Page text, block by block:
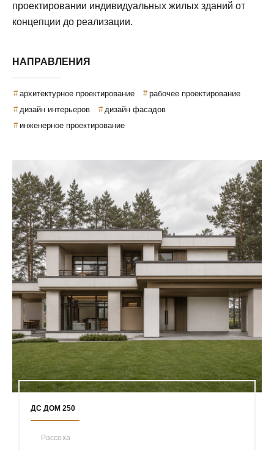
проектировании индивидуальных жилых зданий от
концепции до реализации.
НАПРАВЛЕНИЯ
архитектурное проектирование
рабочее проектирование
дизайн интерьеров
дизайн фасадов
инженерное проектирование
ДС ДОМ 250
Рассоха